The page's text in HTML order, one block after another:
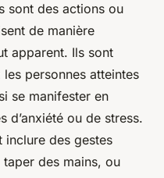
sont des actions ou
de manière
apparent. Ils sont
personnes atteintes
se manifester en
d’anxiété ou de stress.
inclure des gestes
des mains, ou